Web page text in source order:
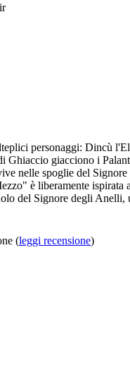
personaggi: Dincù
Ghiaccio giacciono i
nelle spoglie del
è liberamente
del Signore degli Anelli,
(leggi recensione)